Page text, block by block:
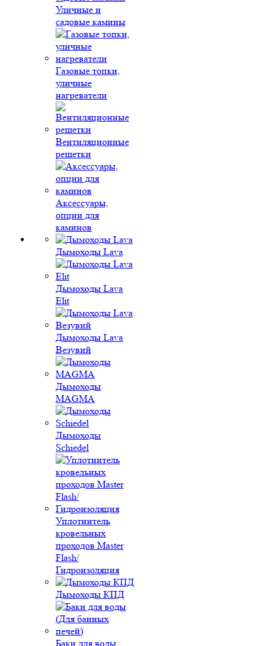
Уличные и
садовые камины
Газовые топки,
уличные
нагреватели
Вентиляционные
решетки
Аксессуары,
опции для
каминов
Дымоходы Lava
Дымоходы Lava
Elit
Дымоходы Lava
Везувий
Дымоходы
MAGMA
Дымоходы
Schiedel
Уплотнитель
кровельных
проходов Master
Flash/
Гидроизоляция
Дымоходы КПД
Баки для воды